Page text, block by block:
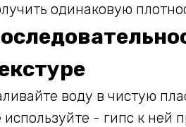
одинаковую
воду в чистую
используйте - гипс к ней